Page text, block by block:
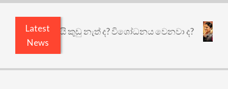
Latest
News
ඇතුළෙයි කුඩු නැත් ද? විශෝධනය වෙනවා ද?